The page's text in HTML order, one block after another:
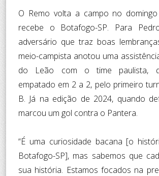
O Remo volta a campo no
recebe o Botafogo-SP. Para
adversário que traz boas
meio-campista anotou uma
do Leão com o time paulista,
empatado em 2 a 2, pelo primeiro
B. Já na edição de 2024, quando
marcou um gol contra o Pantera.
“É uma curiosidade bacana [o
Botafogo-SP], mas sabemos que
sua história. Estamos focados na